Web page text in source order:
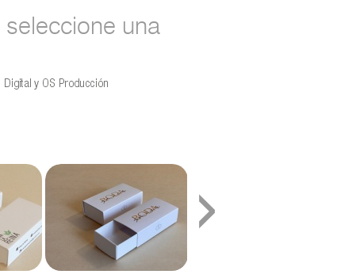
seleccione una
›